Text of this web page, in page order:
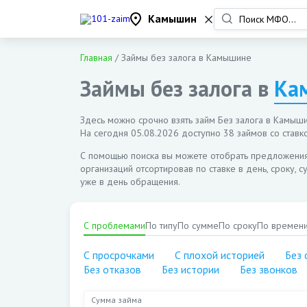
Камышин
Главная /Займы без залога в Камышине
Займы без залога в
Здесь можно срочно взять займ Без залога в
На сегодня 05.08.2026 доступно 38 займов со
С помощью поиска вы можете отобрать
организаций отсортировав по ставке в день, сроку,
уже в день обращения.
С проблемамиПо типуПо суммеПо срокуПо времени
С просрочками С плохой историей Без
Без отказов
Без истории Без звонков
Сумма займа